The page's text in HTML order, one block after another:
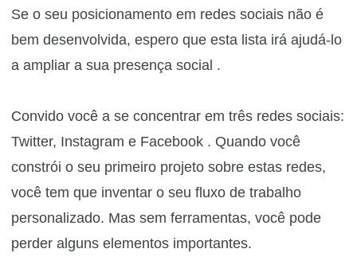
Se o seu posicionamento em redes sociais não é
bem desenvolvida, espero que esta lista irá ajudá-lo
a ampliar a sua presença social .
Convido você a se concentrar em três redes sociais:
Twitter, Instagram e Facebook . Quando você
constrói o seu primeiro projeto sobre estas redes,
você tem que inventar o seu fluxo de trabalho
personalizado. Mas sem ferramentas, você pode
perder alguns elementos importantes.